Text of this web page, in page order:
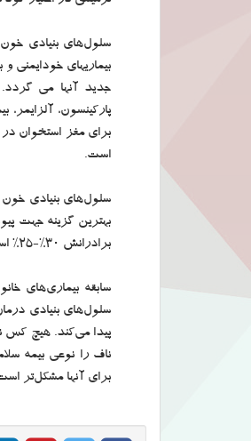
سلول‌های بنیادی
بیماریهای خودایمنی
جدید آنها می گردد.
پارکینسون،
برای مغز استخوان در
است.
سلول‌های بنیادی خون
بهترین گزینه جهت
برادرانش 30%-25% است. به علاوه احتمال استفاده این سلول‌ها توسط والدین کودک وجود دارد.
سابقه بیماری‌های
سلول‌های بنیادی
پیدا می‌کند. هیچ کس
ناف را نوعی بیمه
برای آنها مشکل‌تر